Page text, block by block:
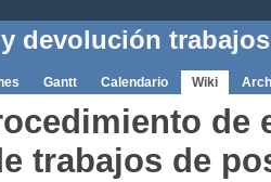
devolución
Gantt Calendario Wiki
de
trabajos de